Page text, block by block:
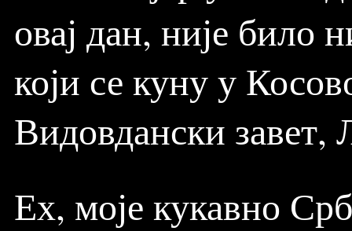
овај дан, није било
који се куну у
Видовдански завет,
Ех, моје кукавно